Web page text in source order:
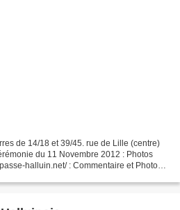
de 14/18 et 39/45. rue de Lille (centre)
du 11 Novembre 2012 : Photos
halluin.net/ : Commentaire et Photos